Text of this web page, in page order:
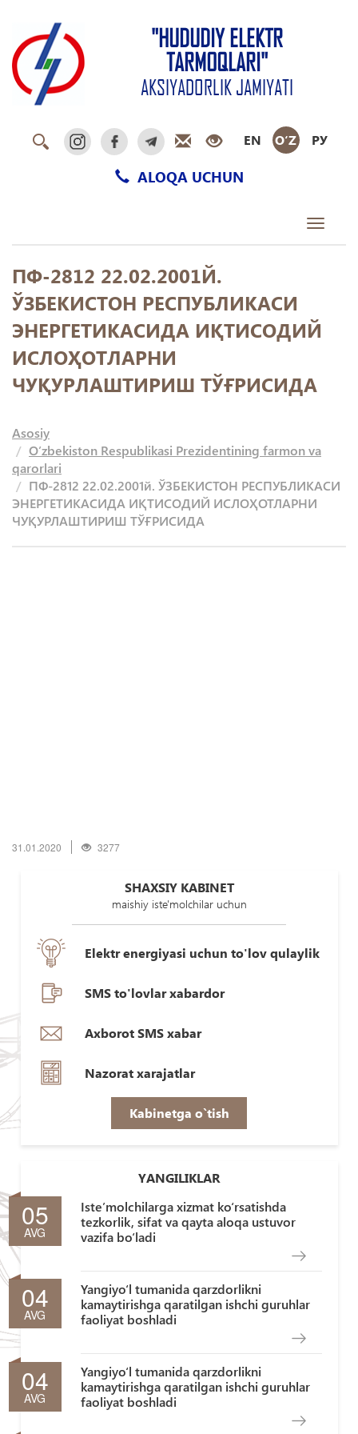
"HUDUDIY ELEKTR
TARMOQLARI"
AKSIYADORLIK JAMIYATI
EN O‘Z РУ
ALOQA UCHUN
Toggle
ПФ-2812 22.02.2001Й.
ЎЗБЕКИСТОН РЕСПУБЛИКАСИ
ЭНЕРГЕТИКАСИДА ИҚТИСОДИЙ
ИСЛОҲОТЛАРНИ
ЧУҚУРЛАШТИРИШ ТЎҒРИСИДА
Asosiy
O’zbekiston Respublikasi Prezidentining farmon va
qarorlari
ПФ-2812 22.02.2001й. ЎЗБЕКИСТОН РЕСПУБЛИКАСИ
ЭНЕРГЕТИКАСИДА ИҚТИСОДИЙ ИСЛОҲОТЛАРНИ
ЧУҚУРЛАШТИРИШ ТЎҒРИСИДА
31.01.2020 3277
SHAXSIY KABINET
maishiy iste'molchilar uchun
Elektr energiyasi uchun to'lov qulaylik
SMS to'lovlar xabardor
Axborot SMS xabar
Nazorat xarajatlar
Kabinetga o`tish
YANGILIKLAR
05
AVG
Iste’molchilarga xizmat ko‘rsatishda
tezkorlik, sifat va qayta aloqa ustuvor
vazifa bo‘ladi
04
AVG
Yangiyo‘l tumanida qarzdorlikni
kamaytirishga qaratilgan ishchi guruhlar
faoliyat boshladi
04
AVG
Yangiyo‘l tumanida qarzdorlikni
kamaytirishga qaratilgan ishchi guruhlar
faoliyat boshladi